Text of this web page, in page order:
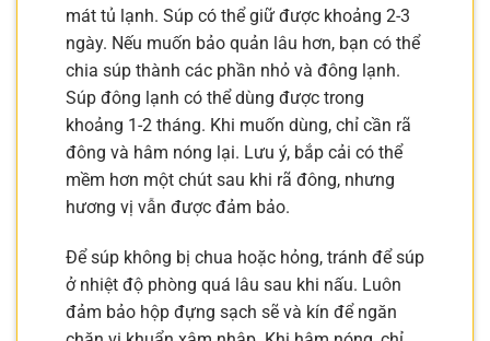
mát tủ lạnh. Súp có thể giữ được khoảng 2-3
ngày. Nếu muốn bảo quản lâu hơn, bạn có thể
chia súp thành các phần nhỏ và đông lạnh.
Súp đông lạnh có thể dùng được trong
khoảng 1-2 tháng. Khi muốn dùng, chỉ cần rã
đông và hâm nóng lại. Lưu ý, bắp cải có thể
mềm hơn một chút sau khi rã đông, nhưng
hương vị vẫn được đảm bảo.
Để súp không bị chua hoặc hỏng, tránh để súp
ở nhiệt độ phòng quá lâu sau khi nấu. Luôn
đảm bảo hộp đựng sạch sẽ và kín để ngăn